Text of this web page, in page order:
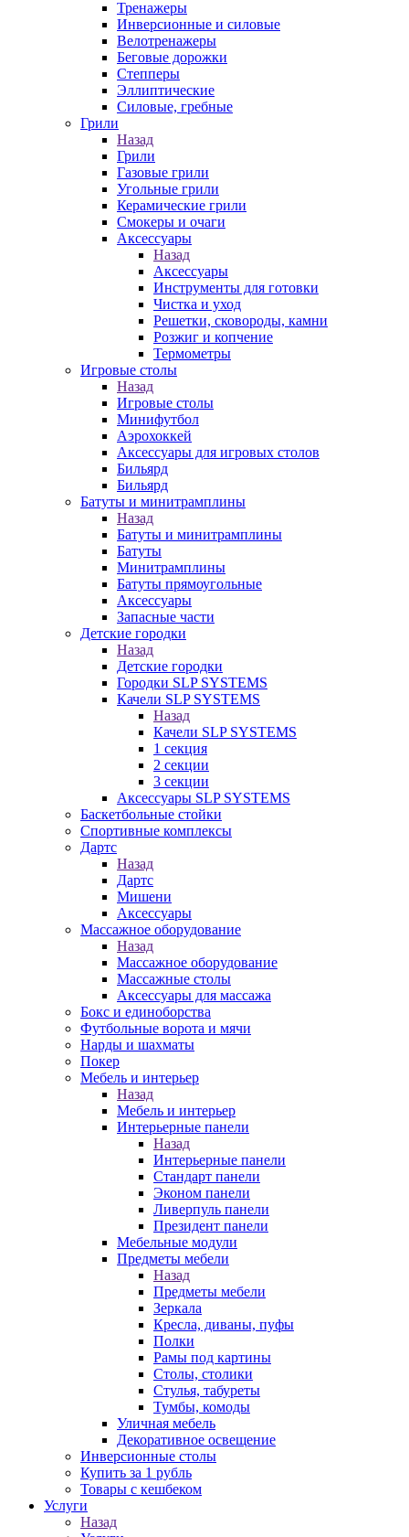
Тренажеры
Инверсионные и силовые
Велотренажеры
Беговые дорожки
Степперы
Эллиптические
Силовые, гребные
Грили
Назад
Грили
Газовые грили
Угольные грили
Керамические грили
Смокеры и очаги
Аксессуары
Назад
Аксессуары
Инструменты для готовки
Чистка и уход
Решетки, сковороды, камни
Розжиг и копчение
Термометры
Игровые столы
Назад
Игровые столы
Минифутбол
Аэрохоккей
Аксессуары для игровых столов
Бильяpд
Бильяpд
Батуты и минитрамплины
Назад
Батуты и минитрамплины
Батуты
Минитрамплины
Батуты прямоугольные
Аксессуары
Запасные части
Детские городки
Назад
Детские городки
Городки SLP SYSTEMS
Качели SLP SYSTEMS
Назад
Качели SLP SYSTEMS
1 секция
2 секции
3 секции
Аксессуары SLP SYSTEMS
Баскетбольные стойки
Спортивные комплексы
Дартс
Назад
Дартс
Мишени
Аксессуары
Массажное оборудование
Назад
Массажное оборудование
Массажные столы
Аксессуары для массажа
Бокс и единоборства
Футбольные ворота и мячи
Нарды и шахматы
Покер
Мебель и интерьер
Назад
Мебель и интерьер
Интерьерные панели
Назад
Интерьерные панели
Стандарт панели
Эконом панели
Ливерпуль панели
Президент панели
Мебельные модули
Предметы мебели
Назад
Предметы мебели
Зеркала
Кресла, диваны, пуфы
Полки
Рамы под картины
Столы, столики
Стулья, табуреты
Тумбы, комоды
Уличная мебель
Декоративное освещение
Инверсионные столы
Купить за 1 рубль
Товары с кешбеком
Услуги
Назад